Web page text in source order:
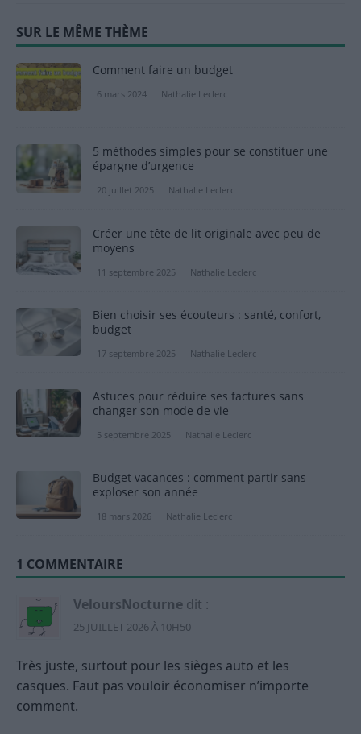
SUR LE MÊME THÈME
Comment faire un budget
6 mars 2024 Nathalie Leclerc
5 méthodes simples pour se constituer une
épargne d’urgence
20 juillet 2025 Nathalie Leclerc
Créer une tête de lit originale avec peu de
moyens
11 septembre 2025 Nathalie Leclerc
Bien choisir ses écouteurs : santé, confort,
budget
17 septembre 2025 Nathalie Leclerc
Astuces pour réduire ses factures sans
changer son mode de vie
5 septembre 2025 Nathalie Leclerc
Budget vacances : comment partir sans
exploser son année
18 mars 2026 Nathalie Leclerc
1 COMMENTAIRE
VeloursNocturne dit :
25 JUILLET 2026 À 10H50
Très juste, surtout pour les sièges auto et les
casques. Faut pas vouloir économiser n’importe
comment.